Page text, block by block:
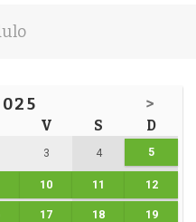
>
V S D
3 4 5
10 11 12
17 18 19